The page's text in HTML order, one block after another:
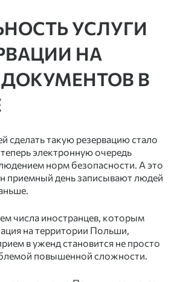
УСЛУГИ
НА
В
сделать такую резервацию стало
электронную очередь
норм безопасности. А это
приемный день записывают людей
числа иностранцев, которым
на территории Польши,
в уженд становится не просто
повышенной сложности.